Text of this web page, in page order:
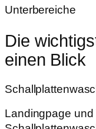
Unterbereiche
Die
einen Blick
Landingpage